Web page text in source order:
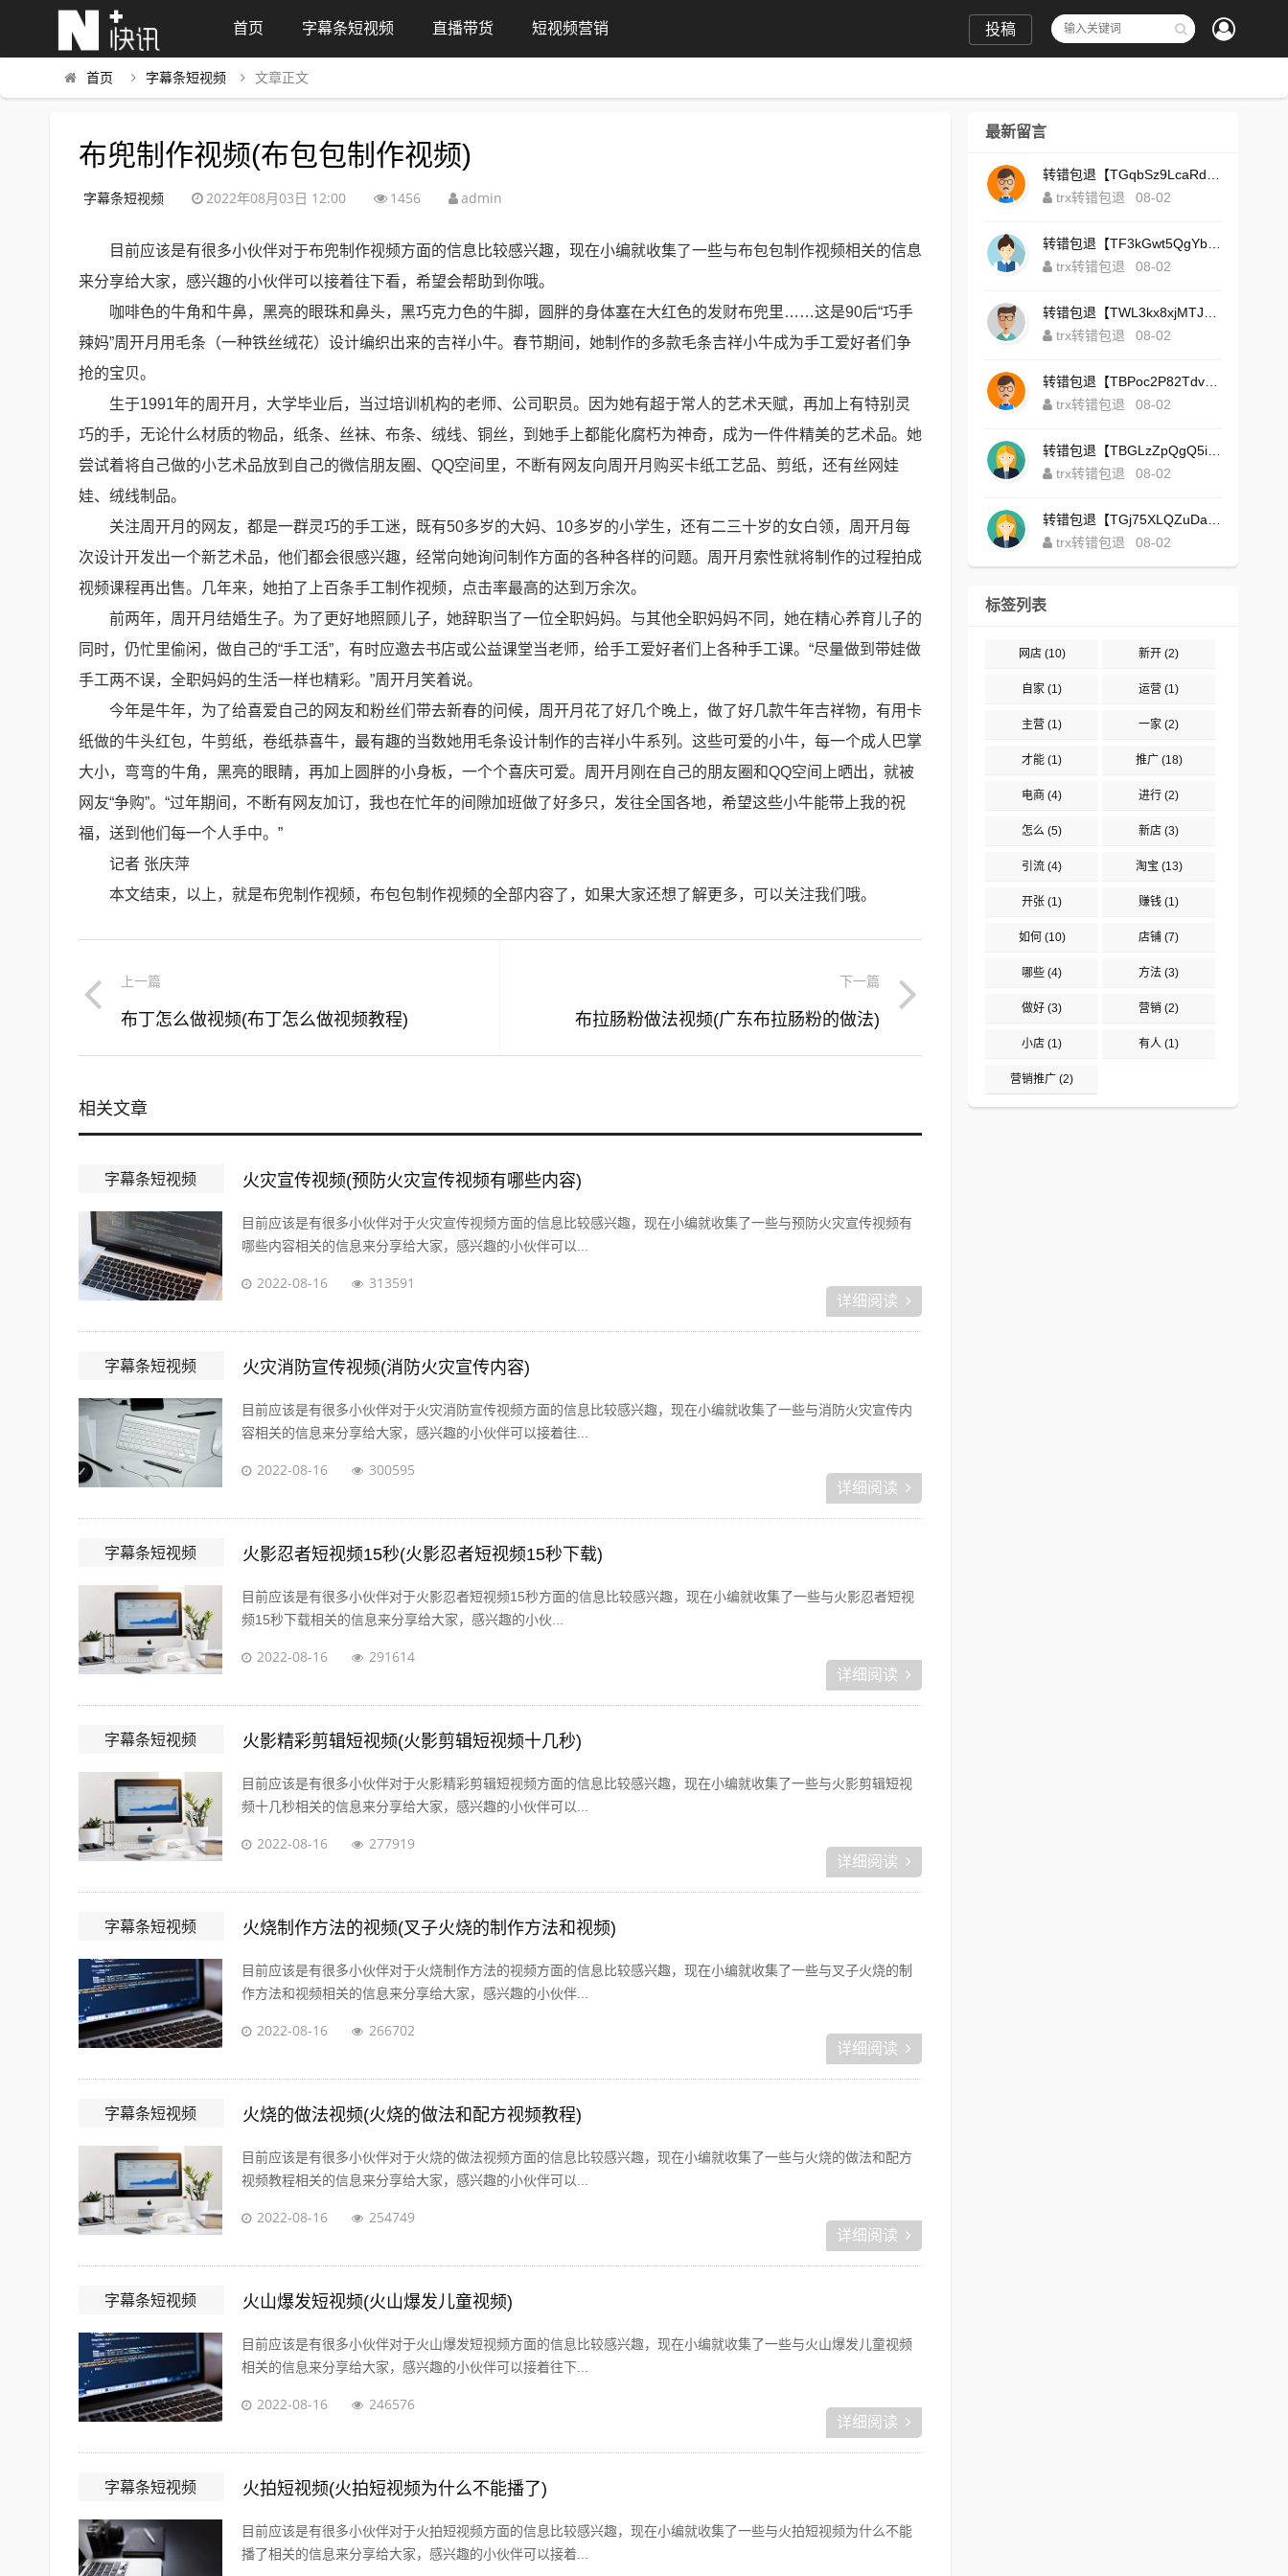
首页 字幕条短视频 直播带货 短视频营销 投稿
首页 字幕条短视频 文章正文
布兜制作视频(布包包制作视频)
字幕条短视频 2022年08月03日 12:00 1456 admin
目前应该是有很多小伙伴对于布兜制作视频方面的信息比较感兴趣，现在小编就收集了一些与布包包制作视频相关的信息
来分享给大家，感兴趣的小伙伴可以接着往下看，希望会帮助到你哦。
咖啡色的牛角和牛鼻，黑亮的眼珠和鼻头，黑巧克力色的牛脚，圆胖的身体塞在大红色的发财布兜里……这是90后“巧手
辣妈”周开月用毛条（一种铁丝绒花）设计编织出来的吉祥小牛。春节期间，她制作的多款毛条吉祥小牛成为手工爱好者们争
抢的宝贝。
生于1991年的周开月，大学毕业后，当过培训机构的老师、公司职员。因为她有超于常人的艺术天赋，再加上有特别灵
巧的手，无论什么材质的物品，纸条、丝袜、布条、绒线、铜丝，到她手上都能化腐朽为神奇，成为一件件精美的艺术品。她
尝试着将自己做的小艺术品放到自己的微信朋友圈、QQ空间里，不断有网友向周开月购买卡纸工艺品、剪纸，还有丝网娃
娃、绒线制品。
关注周开月的网友，都是一群灵巧的手工迷，既有50多岁的大妈、10多岁的小学生，还有二三十岁的女白领，周开月每
次设计开发出一个新艺术品，他们都会很感兴趣，经常向她询问制作方面的各种各样的问题。周开月索性就将制作的过程拍成
视频课程再出售。几年来，她拍了上百条手工制作视频，点击率最高的达到万余次。
前两年，周开月结婚生子。为了更好地照顾儿子，她辞职当了一位全职妈妈。与其他全职妈妈不同，她在精心养育儿子的
同时，仍忙里偷闲，做自己的“手工活”，有时应邀去书店或公益课堂当老师，给手工爱好者们上各种手工课。“尽量做到带娃做
手工两不误，全职妈妈的生活一样也精彩。”周开月笑着说。
今年是牛年，为了给喜爱自己的网友和粉丝们带去新春的问候，周开月花了好几个晚上，做了好几款牛年吉祥物，有用卡
纸做的牛头红包，牛剪纸，卷纸恭喜牛，最有趣的当数她用毛条设计制作的吉祥小牛系列。这些可爱的小牛，每一个成人巴掌
大小，弯弯的牛角，黑亮的眼睛，再加上圆胖的小身板，一个个喜庆可爱。周开月刚在自己的朋友圈和QQ空间上晒出，就被
网友“争购”。“过年期间，不断有网友加订，我也在忙年的间隙加班做了好多只，发往全国各地，希望这些小牛能带上我的祝
福，送到他们每一个人手中。”
记者 张庆萍
本文结束，以上，就是布兜制作视频，布包包制作视频的全部内容了，如果大家还想了解更多，可以关注我们哦。
上一篇
布丁怎么做视频(布丁怎么做视频教程)
下一篇
布拉肠粉做法视频(广东布拉肠粉的做法)
相关文章
字幕条短视频 火灾宣传视频(预防火灾宣传视频有哪些内容)
目前应该是有很多小伙伴对于火灾宣传视频方面的信息比较感兴趣，现在小编就收集了一些与预防火灾宣传视频有
哪些内容相关的信息来分享给大家，感兴趣的小伙伴可以...
2022-08-16 313591
详细阅读
字幕条短视频 火灾消防宣传视频(消防火灾宣传内容)
目前应该是有很多小伙伴对于火灾消防宣传视频方面的信息比较感兴趣，现在小编就收集了一些与消防火灾宣传内
容相关的信息来分享给大家，感兴趣的小伙伴可以接着往...
2022-08-16 300595
详细阅读
字幕条短视频 火影忍者短视频15秒(火影忍者短视频15秒下载)
目前应该是有很多小伙伴对于火影忍者短视频15秒方面的信息比较感兴趣，现在小编就收集了一些与火影忍者短视
频15秒下载相关的信息来分享给大家，感兴趣的小伙...
2022-08-16 291614
详细阅读
字幕条短视频 火影精彩剪辑短视频(火影剪辑短视频十几秒)
目前应该是有很多小伙伴对于火影精彩剪辑短视频方面的信息比较感兴趣，现在小编就收集了一些与火影剪辑短视
频十几秒相关的信息来分享给大家，感兴趣的小伙伴可以...
2022-08-16 277919
详细阅读
字幕条短视频 火烧制作方法的视频(叉子火烧的制作方法和视频)
目前应该是有很多小伙伴对于火烧制作方法的视频方面的信息比较感兴趣，现在小编就收集了一些与叉子火烧的制
作方法和视频相关的信息来分享给大家，感兴趣的小伙伴...
2022-08-16 266702
详细阅读
字幕条短视频 火烧的做法视频(火烧的做法和配方视频教程)
目前应该是有很多小伙伴对于火烧的做法视频方面的信息比较感兴趣，现在小编就收集了一些与火烧的做法和配方
视频教程相关的信息来分享给大家，感兴趣的小伙伴可以...
2022-08-16 254749
详细阅读
字幕条短视频 火山爆发短视频(火山爆发儿童视频)
目前应该是有很多小伙伴对于火山爆发短视频方面的信息比较感兴趣，现在小编就收集了一些与火山爆发儿童视频
相关的信息来分享给大家，感兴趣的小伙伴可以接着往下...
2022-08-16 246576
详细阅读
字幕条短视频 火拍短视频(火拍短视频为什么不能播了)
目前应该是有很多小伙伴对于火拍短视频方面的信息比较感兴趣，现在小编就收集了一些与火拍短视频为什么不能
播了相关的信息来分享给大家，感兴趣的小伙伴可以接着...
最新留言
trx转错包退
08-02
trx转错包退
08-02
trx转错包退
08-02
trx转错包退
08-02
trx转错包退
08-02
trx转错包退
08-02
标签列表
网店(10) 新开 (2)
自家 (1) 运营 (1)
主营 (1) 一家 (2)
才能 (1) 推广(18)
电商 (4) 进行 (2)
怎么 (5) 新店 (3)
引流 (4) 淘宝 (13)
开张 (1) 赚钱 (1)
如何 (10) 店铺 (7)
哪些 (4) 方法 (3)
做好 (3) 营销 (2)
小店 (1) 有人 (1)
营销推广 (2)